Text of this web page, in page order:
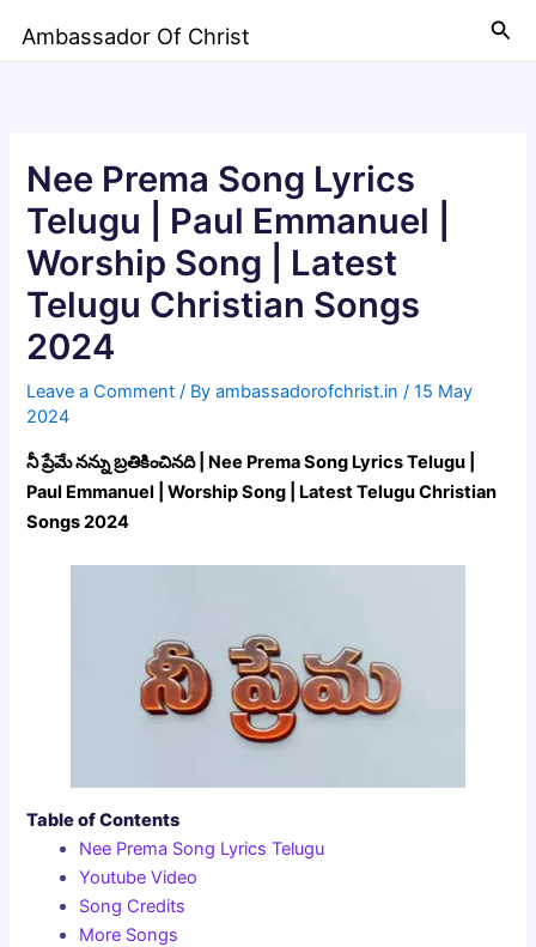
Ambassador Of Christ
Nee Prema Song Lyrics
Telugu | Paul Emmanuel |
Worship Song | Latest
Telugu Christian Songs
2024
Leave a Comment / Byambassadorofchrist.in/15 May
2024
నీ ప్రేమే నన్ను బ్రతికించినది | Nee Prema Song Lyrics Telugu |
Paul Emmanuel | Worship Song | Latest Telugu Christian
Songs 2024
Table of Contents
Nee Prema Song Lyrics Telugu
Youtube Video
Song Credits
More Songs